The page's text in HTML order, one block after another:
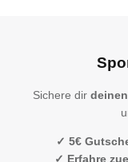
Sichere dir
✓ 5€
✓ Erfahre